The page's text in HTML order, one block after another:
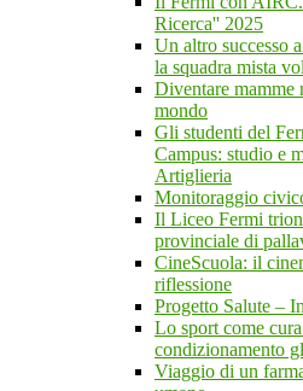
Ricerca'' 2025
Un altro successo
la squadra mista
Diventare mamme
mondo
Gli studenti del
Campus: studio e
Artiglieria
Monitoraggio
Il Liceo Fermi
provinciale di
CineScuola: il
riflessione
Progetto Salute –
Lo sport come
condizionamento
Viaggio di un